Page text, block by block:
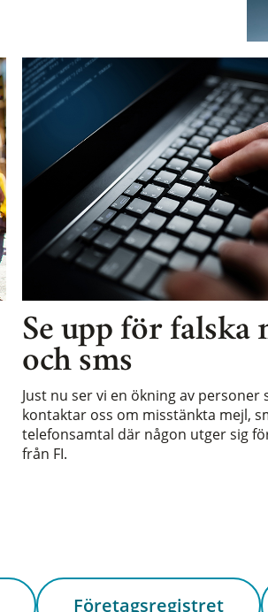
Se upp för falska
och sms
Just nu ser vi en ökning av personer
kontaktar oss om misstänkta mejl,
telefonsamtal där någon utger sig
från FI.
Företagsregistret